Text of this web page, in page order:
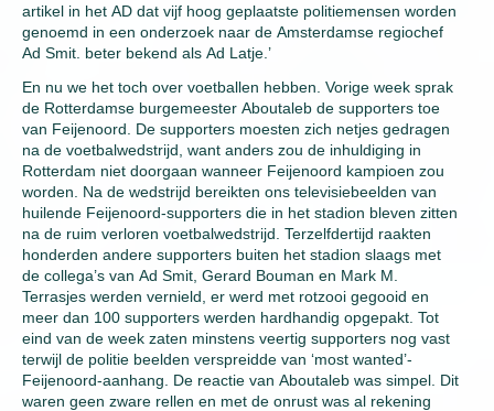
artikel in het AD dat vijf hoog geplaatste politiemensen worden
genoemd in een onderzoek naar de Amsterdamse regiochef
Ad Smit. beter bekend als Ad Latje.’
En nu we het toch over voetballen hebben. Vorige week sprak
de Rotterdamse burgemeester Aboutaleb de supporters toe
van Feijenoord. De supporters moesten zich netjes gedragen
na de voetbalwedstrijd, want anders zou de inhuldiging in
Rotterdam niet doorgaan wanneer Feijenoord kampioen zou
worden. Na de wedstrijd bereikten ons televisiebeelden van
huilende Feijenoord-supporters die in het stadion bleven zitten
na de ruim verloren voetbalwedstrijd. Terzelfdertijd raakten
honderden andere supporters buiten het stadion slaags met
de collega’s van Ad Smit, Gerard Bouman en Mark M.
Terrasjes werden vernield, er werd met rotzooi gegooid en
meer dan 100 supporters werden hardhandig opgepakt. Tot
eind van de week zaten minstens veertig supporters nog vast
terwijl de politie beelden verspreidde van ‘most wanted’-
Feijenoord-aanhang. De reactie van Aboutaleb was simpel. Dit
waren geen zware rellen en met de onrust was al rekening